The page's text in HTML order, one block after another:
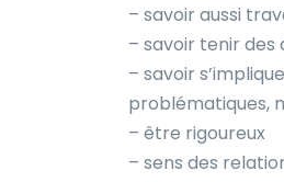
– savoir aussi
– savoir tenir des
– savoir
problématiques,
– être rigoureux
– sens des